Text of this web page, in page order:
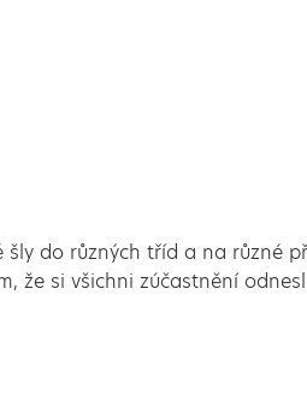
do různých tříd a na různé
že si všichni zúčastnění